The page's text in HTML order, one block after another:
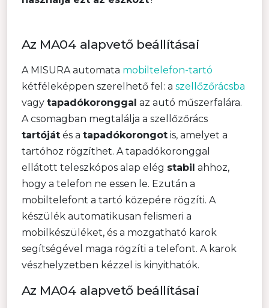
Az MA04 alapvető beállításai
A MISURA automata mobiltelefon-tartó
kétféleképpen szerelhető fel: a szellőzőrácsba
vagy tapadókoronggal az autó műszerfalára.
A csomagban megtalálja a szellőzőrács
tartóját és a tapadókorongot is, amelyet a
tartóhoz rögzíthet. A tapadókoronggal
ellátott teleszkópos alap elég stabil ahhoz,
hogy a telefon ne essen le. Ezután a
mobiltelefont a tartó közepére rögzíti. A
készülék automatikusan felismeri a
mobilkészüléket, és a mozgatható karok
segítségével maga rögzíti a telefont. A karok
vészhelyzetben kézzel is kinyithatók.
Az MA04 alapvető beállításai